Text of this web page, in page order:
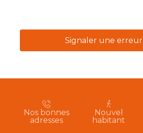
Signaler une erreur
Nos bonnes
adresses
Nouvel
habitant